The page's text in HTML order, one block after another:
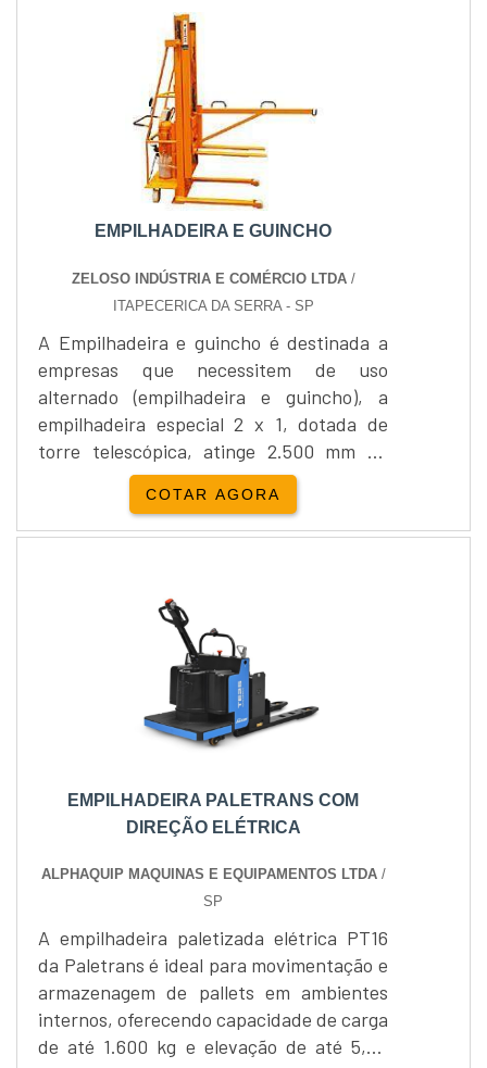
EMPILHADEIRA E GUINCHO
ZELOSO INDÚSTRIA E COMÉRCIO LTDA/
ITAPECERICA DA SERRA - SP
A Empilhadeira e guincho é destinada a
empresas que necessitem de uso
alternado (empilhadeira e guincho), a
empilhadeira especial 2 x 1, dotada de
torre telescópica, atinge 2.500 mm de
altura, elevando até 500 kg de carga. A
Empilhadeira e guincho possui braço
entre as pernas e, na sua base móvel de
guincho apresenta acionamento por
botoeira com comando sobe/des....
COTAR AGORA
EMPILHADEIRA PALETRANS COM
DIREÇÃO ELÉTRICA
ALPHAQUIP MAQUINAS E EQUIPAMENTOS LTDA/
SP
A empilhadeira paletizada elétrica PT16
da Paletrans é ideal para movimentação e
armazenagem de pallets em ambientes
internos, oferecendo capacidade de carga
de até 1.600 kg e elevação de até 5,40